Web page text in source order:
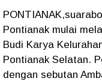
Pontianak mulai
Budi Karya
Pontianak Selatan.
dengan sebutan